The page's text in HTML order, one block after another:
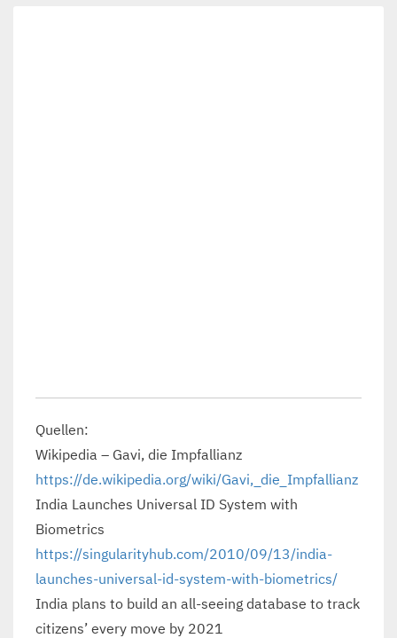
Quellen:
Wikipedia – Gavi, die Impfallianz
https://de.wikipedia.org/wiki/Gavi,_die_Impfallianz
India Launches Universal ID System with
Biometrics
https://singularityhub.com/2010/09/13/india-
launches-universal-id-system-with-biometrics/
India plans to build an all-seeing database to track
citizens’ every move by 2021